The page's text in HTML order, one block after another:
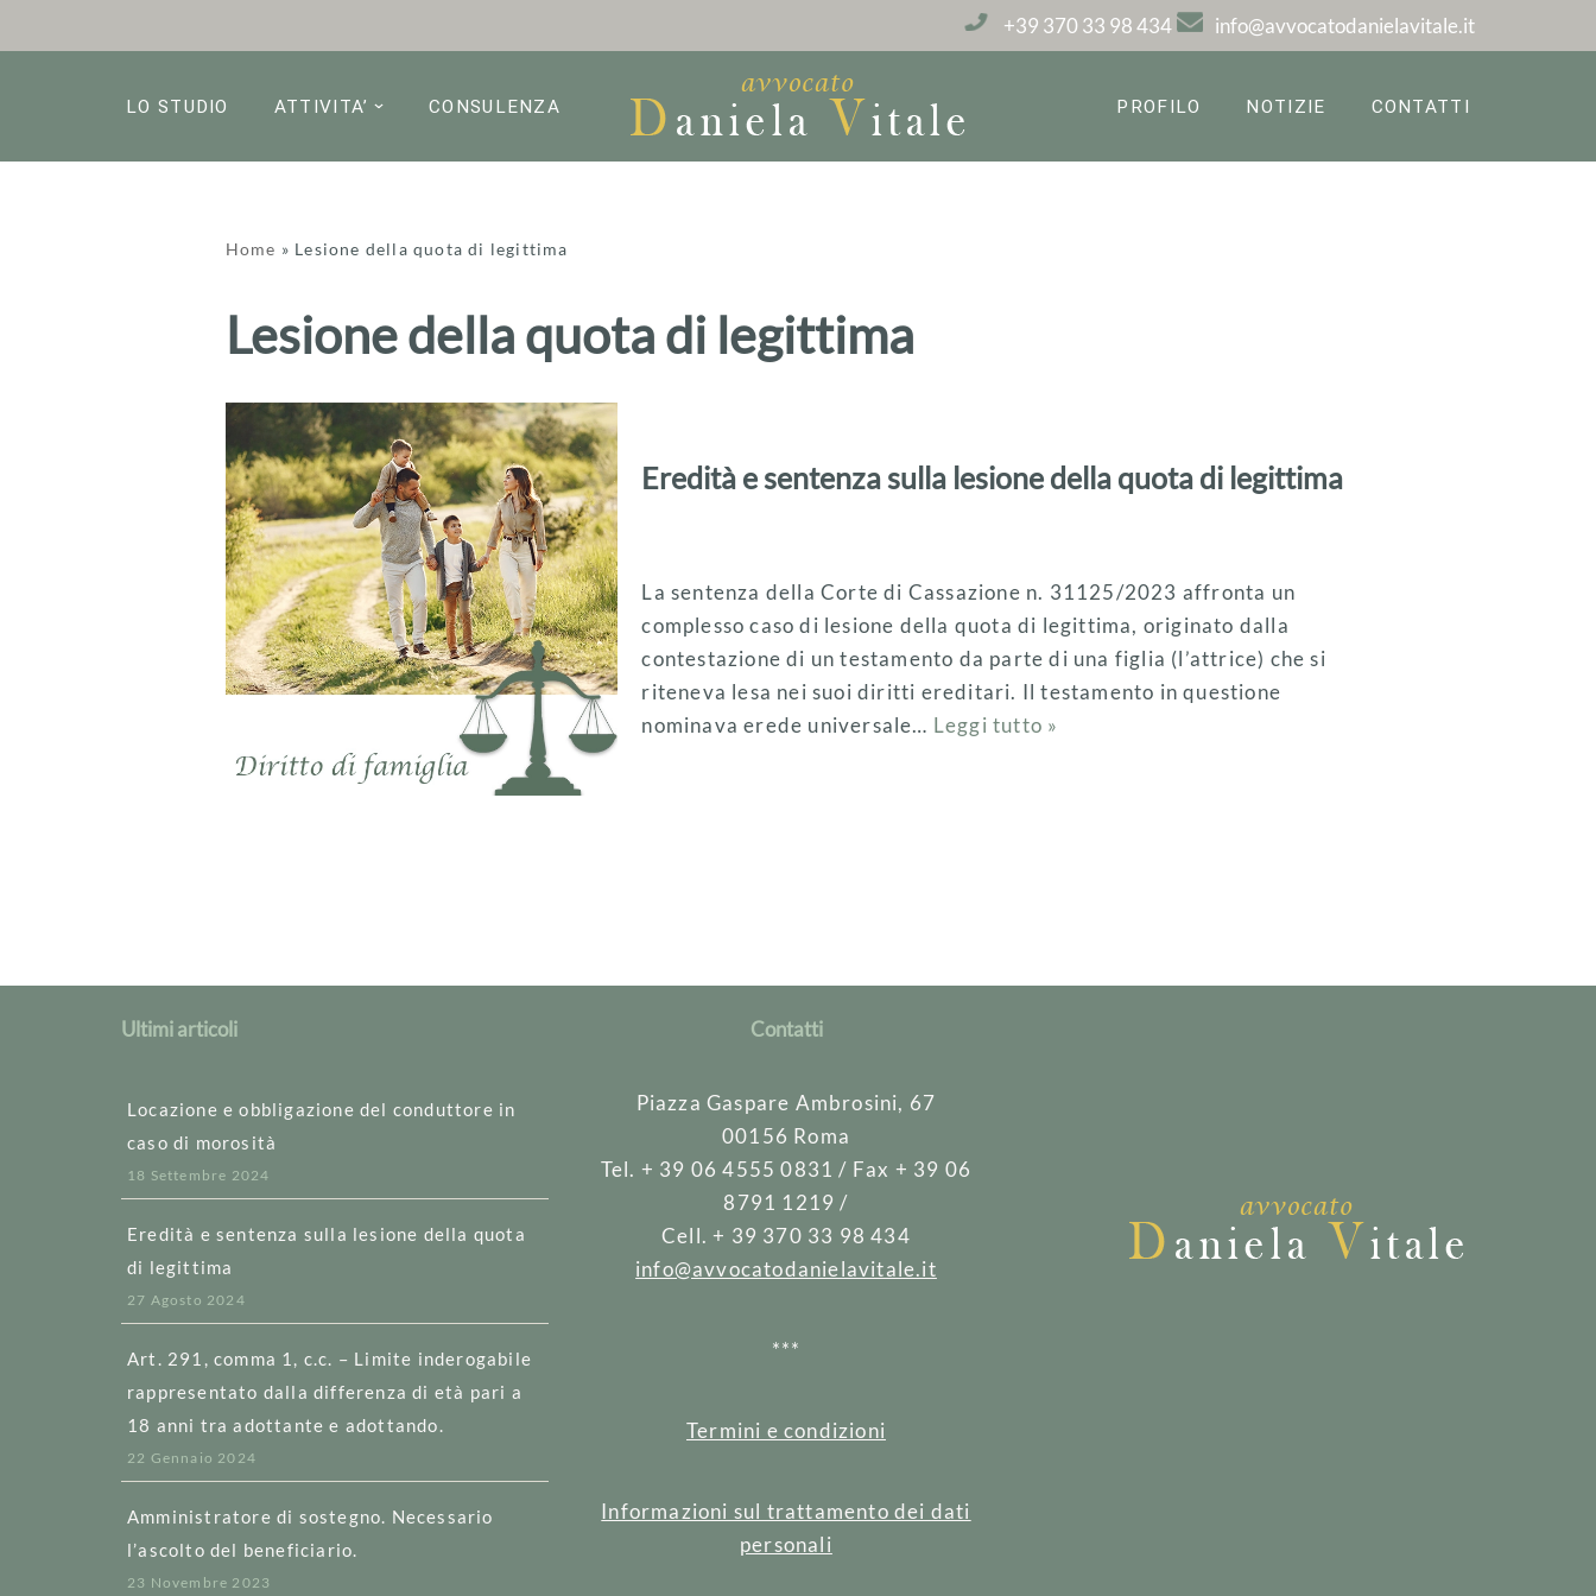
+39 370 33 98 434 info@avvocatodanielavitale.it
LO STUDIO ATTIVITA’ CONSULENZA PROFILO NOTIZIE CONTATTI
Home » Lesione della quota di legittima
Lesione della quota di legittima
Eredità e sentenza sulla lesione della quota di legittima
La sentenza della Corte di Cassazione n. 31125/2023 affronta un
complesso caso di lesione della quota di legittima, originato dalla
contestazione di un testamento da parte di una figlia (l’attrice) che si
riteneva lesa nei suoi diritti ereditari. Il testamento in questione
nominava erede universale… Leggi tutto »
Ultimi articoli
Locazione e obbligazione del conduttore in
caso di morosità
18 Settembre 2024
Eredità e sentenza sulla lesione della quota
di legittima
27 Agosto 2024
Art. 291, comma 1, c.c. – Limite inderogabile
rappresentato dalla differenza di età pari a
18 anni tra adottante e adottando.
22 Gennaio 2024
Amministratore di sostegno. Necessario
l’ascolto del beneficiario.
23 Novembre 2023
Contatti
Piazza Gaspare Ambrosini, 67
00156 Roma
Tel. + 39 06 4555 0831 / Fax + 39 06
8791 1219 /
Cell. + 39 370 33 98 434
info@avvocatodanielavitale.it
***
Termini e condizioni
Informazioni sul trattamento dei dati
personali